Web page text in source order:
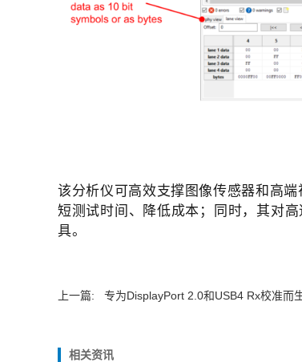
该分析仪可高效支撑图像传感器和高
短测试时间、降低成本；同时，其对
具。
上一篇: 专为DisplayPort 2.0和USB4 Rx校准而
相关资讯